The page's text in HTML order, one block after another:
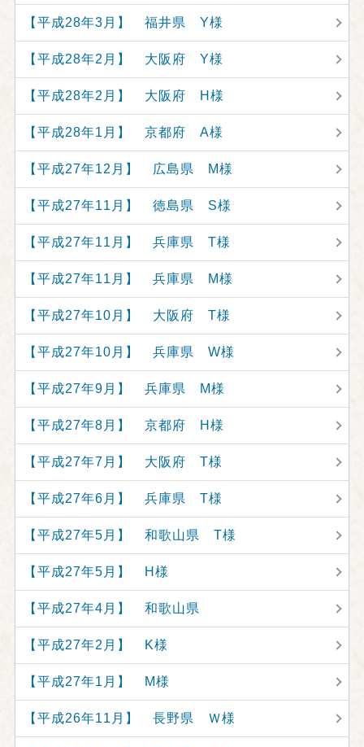
【平成28年3月】 福井県 Y様
【平成28年2月】 大阪府 Y様
【平成28年2月】 大阪府 H様
【平成28年1月】 京都府 A様
【平成27年12月】 広島県 M様
【平成27年11月】 徳島県 S様
【平成27年11月】 兵庫県 T様
【平成27年11月】 兵庫県 M様
【平成27年10月】 大阪府 T様
【平成27年10月】 兵庫県 W様
【平成27年9月】 兵庫県 M様
【平成27年8月】 京都府 H様
【平成27年7月】 大阪府 T様
【平成27年6月】 兵庫県 T様
【平成27年5月】 和歌山県 T様
【平成27年5月】 H様
【平成27年4月】 和歌山県
【平成27年2月】 K様
【平成27年1月】 M様
【平成26年11月】 長野県 Ｗ様